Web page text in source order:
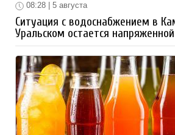
08:28 | 5 августа
Ситуация с водоснабжением в
Уральском остается напряженной